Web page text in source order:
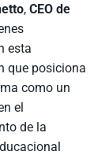
, CEO de
esta
que posiciona
como un
el
de la